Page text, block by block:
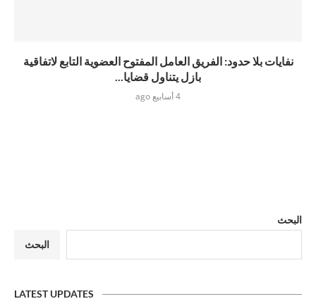
نفايات بلا حدود: الفريق العامل المفتوح العضوية التابع لاتفاقية
بازل يتناول قضايا...
4 أسابيع ago
البحث
البحث
LATEST UPDATES